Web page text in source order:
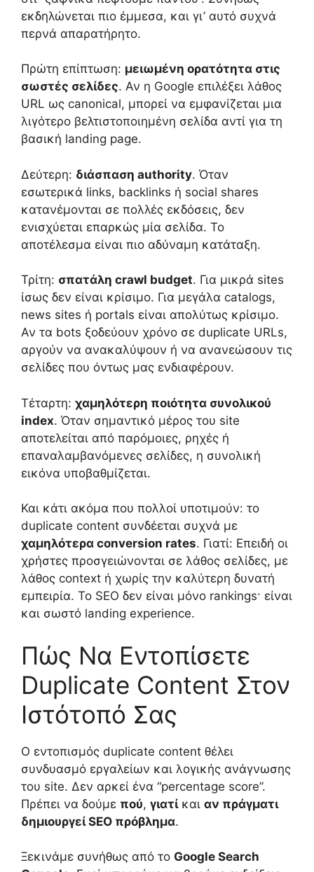
εκδηλώνεται πιο έμμεσα, και γι’ αυτό συχνά
περνά απαρατήρητο.
Πρώτη επίπτωση: μειωμένη ορατότητα στις
σωστές σελίδες. Αν η Google επιλέξει λάθος
URL ως canonical, μπορεί να εμφανίζεται μια
λιγότερο βελτιστοποιημένη σελίδα αντί για τη
βασική landing page.
Δεύτερη: διάσπαση authority. Όταν
εσωτερικά links, backlinks ή social shares
κατανέμονται σε πολλές εκδόσεις, δεν
ενισχύεται επαρκώς μία σελίδα. Το
αποτέλεσμα είναι πιο αδύναμη κατάταξη.
Τρίτη: σπατάλη crawl budget. Για μικρά sites
ίσως δεν είναι κρίσιμο. Για μεγάλα catalogs,
news sites ή portals είναι απολύτως κρίσιμο.
Αν τα bots ξοδεύουν χρόνο σε duplicate URLs,
αργούν να ανακαλύψουν ή να ανανεώσουν τις
σελίδες που όντως μας ενδιαφέρουν.
Τέταρτη: χαμηλότερη ποιότητα συνολικού
index. Όταν σημαντικό μέρος του site
αποτελείται από παρόμοιες, ρηχές ή
επαναλαμβανόμενες σελίδες, η συνολική
εικόνα υποβαθμίζεται.
Και κάτι ακόμα που πολλοί υποτιμούν: το
duplicate content συνδέεται συχνά με
χαμηλότερα conversion rates. Γιατί: Επειδή οι
χρήστες προσγειώνονται σε λάθος σελίδες, με
λάθος context ή χωρίς την καλύτερη δυνατή
εμπειρία. Το SEO δεν είναι μόνο rankings· είναι
και σωστό landing experience.
Πώς Να Εντοπίσετε
Duplicate Content Στον
Ιστότοπό Σας
Ο εντοπισμός duplicate content θέλει
συνδυασμό εργαλείων και λογικής ανάγνωσης
του site. Δεν αρκεί ένα “percentage score”.
Πρέπει να δούμε πού, γιατίκαι αν πράγματι
δημιουργεί SEO πρόβλημα.
Ξεκινάμε συνήθως από το Google Search